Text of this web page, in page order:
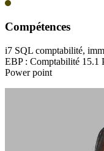
Compétences
i7 SQL comptabilité,
EBP : Comptabilité 15.1
Power point